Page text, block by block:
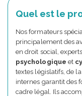
Quel est le
Nos formateurs
principalement des
en droit social,
psychologique et
textes législatifs, de
internes garantit des
cadre légal. Ils